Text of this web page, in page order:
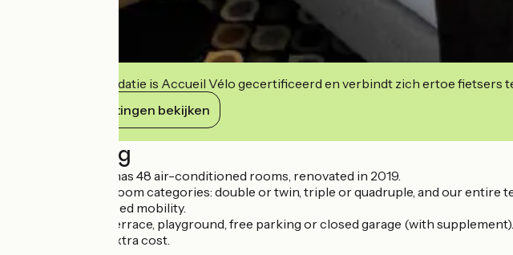
Deze accommodatie is Accueil Vélo gecertificeerd en verbindt zich ertoe fietsers
Haar verplichtingen bekijken
Beschrijving
Our Kyriad Hotel has 48 air-conditioned rooms, renovated in 2019.
We offer several room categories: double or twin, triple or quadruple, and our
people with reduced mobility.
Swimming pool, terrace, playground, free parking or closed garage (with supplement).
Dogs allowed at extra cost.